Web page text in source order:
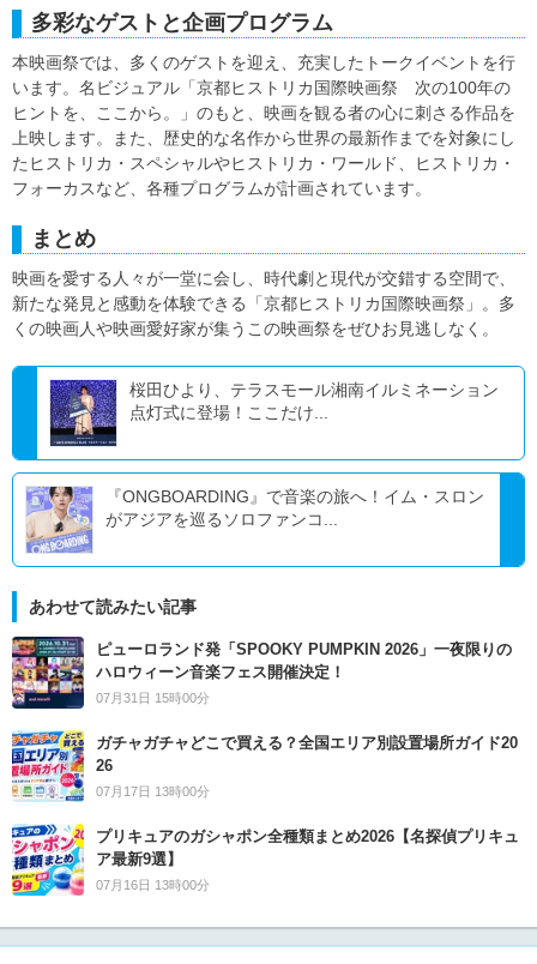
多彩なゲストと企画プログラム
本映画祭では、多くのゲストを迎え、充実したトークイベントを行
います。名ビジュアル「京都ヒストリカ国際映画祭 次の100年の
ヒントを、ここから。」のもと、映画を観る者の心に刺さる作品を
上映します。また、歴史的な名作から世界の最新作までを対象にし
たヒストリカ・スペシャルやヒストリカ・ワールド、ヒストリカ・
フォーカスなど、各種プログラムが計画されています。
まとめ
映画を愛する人々が一堂に会し、時代劇と現代が交錯する空間で、
新たな発見と感動を体験できる「京都ヒストリカ国際映画祭」。多
くの映画人や映画愛好家が集うこの映画祭をぜひお見逃しなく。
桜田ひより、テラスモール湘南イルミネーション
点灯式に登場！ここだけ...
『ONGBOARDING』で音楽の旅へ！イム・スロン
がアジアを巡るソロファンコ...
あわせて読みたい記事
ピューロランド発「SPOOKY PUMPKIN 2026」一夜限りの
ハロウィーン音楽フェス開催決定！
07月31日 15時00分
ガチャガチャどこで買える？全国エリア別設置場所ガイド20
26
07月17日 13時00分
プリキュアのガシャポン全種類まとめ2026【名探偵プリキュ
ア最新9選】
07月16日 13時00分